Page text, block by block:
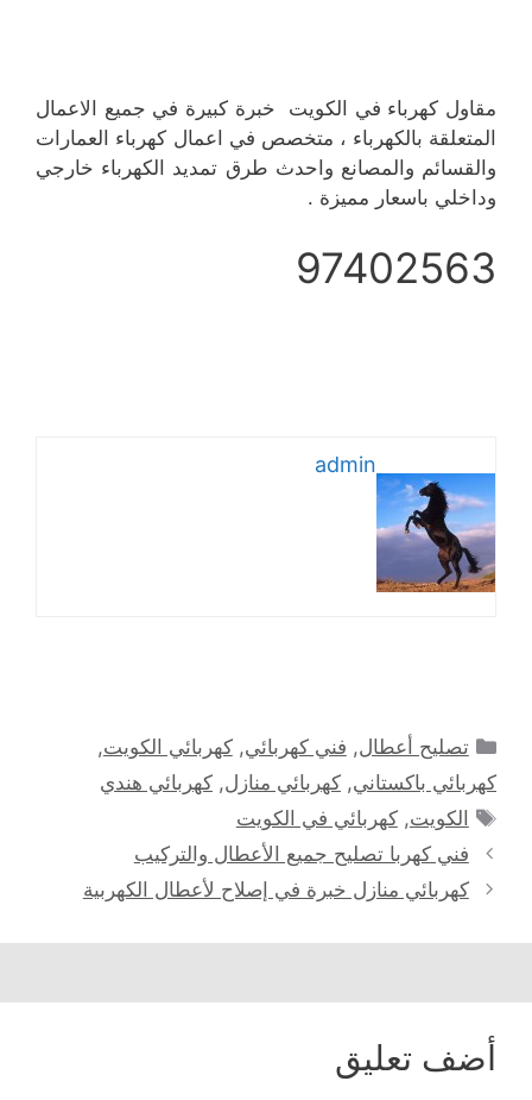
مقاول كهرباء في الكويت خبرة كبيرة في جميع الاعمال
المتعلقة بالكهرباء ، متخصص في اعمال كهرباء العمارات
والقسائم والمصانع واحدث طرق تمديد الكهرباء خارجي
وداخلي باسعار مميزة .
97402563
admin
التصنيفات
تصليح أعطال, فني كهربائي,كهربائي الكويت,
كهربائي باكستاني, كهربائي منازل, كهربائي هندي
الوسوم
الكويت,كهربائي في الكويت
فني كهربا تصليح جميع الأعطال والتركيب
كهربائي منازل خبرة في إصلاح لأعطال الكهربية
أضف تعليق